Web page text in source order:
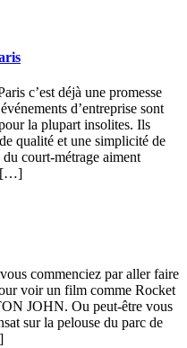
c’est déjà une promesse
d’entreprise sont
la plupart insolites. Ils
qualité et une simplicité de
court-métrage aiment
[…]
commenciez par aller faire
voir un film comme Rocket
JOHN. Ou peut-être vous
sur la pelouse du parc de